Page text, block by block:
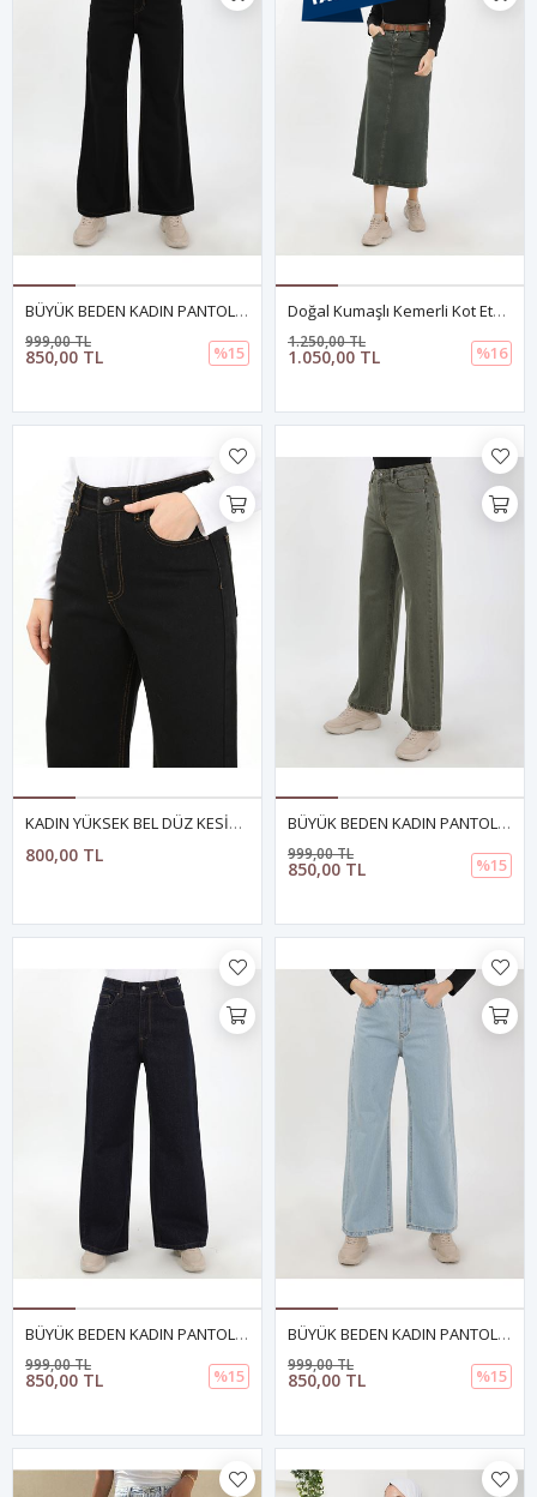
BÜYÜK BEDEN KADIN PANTOLON- SİYAH
850,00 TL
999,00 TL
%15
Doğal Kumaşlı Kemerli Kot Etek YEŞİL
1.050,00 TL
1.250,00 TL
%16
KADIN YÜKSEK BEL DÜZ KESİM JEAN PANTOLON
800,00 TL
BÜYÜK BEDEN KADIN PANTOLON- YEŞİL
850,00 TL
999,00 TL
%15
BÜYÜK BEDEN KADIN PANTOLON KOYU LACİVERT
850,00 TL
999,00 TL
%15
BÜYÜK BEDEN KADIN PANTOLON- AÇIK MAVİ
850,00 TL
999,00 TL
%15